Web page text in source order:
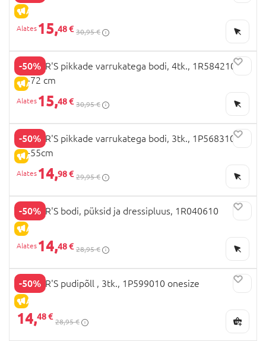
ALLAHINDLUS
15,48 € 30,95 €
-50%
ALLAHINDLUS
CARTER'S pikkade varrukatega bodi, 4tk., 1R584210
69-72 cm
15,48 € 30,95 €
-50%
ALLAHINDLUS
CARTER'S pikkade varrukatega bodi, 3tk., 1P568310
46-55cm
14,98 € 29,95 €
-50%
ALLAHINDLUS
CARTER'S bodi, püksid ja dressipluus, 1R040610
14,48 € 28,95 €
-50%
ALLAHINDLUS
CARTER'S pudipõll , 3tk., 1P599010 onesize
14,48 €
28,95 €